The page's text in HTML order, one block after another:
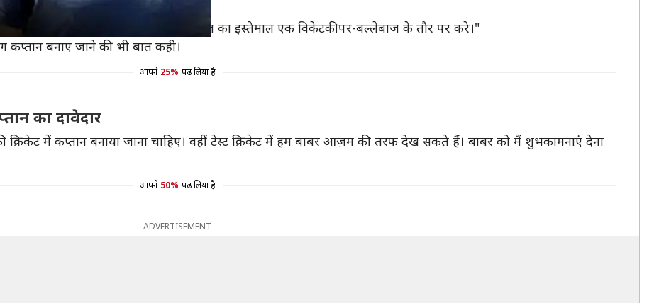
है। पाकिस्तान को चाहिए कि वो सरफराज का इस्तेमाल एक विकेटकीपर-बल्लेबाज के तौर पर करे।"
बनाए जाने की भी बात कही।
आपने 25% पढ़ लिया है
का दावेदार
क्रिकेट में कप्तान बनाया जाना चाहिए। वहीं टेस्ट क्रिकेट में हम बाबर आज़म की तरफ देख सकते हैं। बाबर को मैं शुभकामनाएं देना
आपने 50% पढ़ लिया है
ADVERTISEMENT